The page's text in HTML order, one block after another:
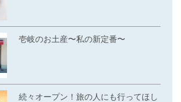
壱岐のお土産〜私の新定番〜
続々オープン！旅の人にも行ってほし